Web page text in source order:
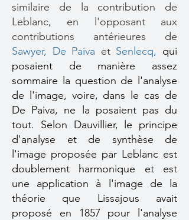
similaire de la contribution de
Leblanc, en l'opposant aux
contributions antérieures de
Sawyer, De Paiva et Senlecq, qui
posaient de manière assez
sommaire la question de l'analyse
de l'image, voire, dans le cas de
De Paiva, ne la posaient pas du
tout. Selon Dauvillier, le principe
d'analyse et de synthèse de
l'image proposée par Leblanc est
doublement harmonique et est
une application à l'image de la
théorie que Lissajous avait
proposé en 1857 pour l'analyse